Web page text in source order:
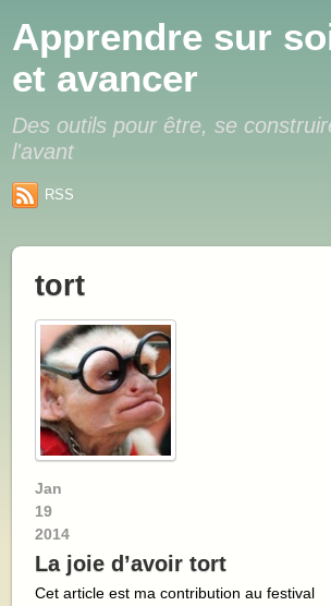
Apprendre sur
et avancer
Des outils pour être, se
l'avant
RSS
tort
Jan
19
2014
La joie d’avoir tort
Cet article est ma contribution au festival